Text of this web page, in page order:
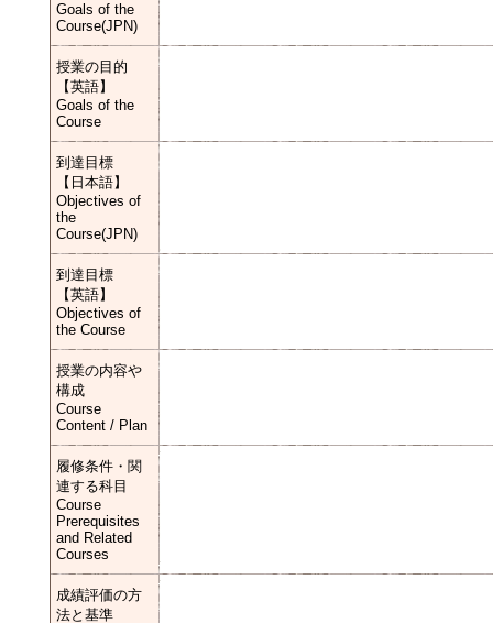
Goals of the
Course(JPN)
授業の目的
【英語】
Goals of the
Course
到達目標
【日本語】
Objectives of
the
Course(JPN)
到達目標
【英語】
Objectives of
the Course
授業の内容や
構成
Course
Content / Plan
履修条件・関
連する科目
Course
Prerequisites
and Related
Courses
成績評価の方
法と基準